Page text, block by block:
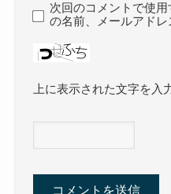
次回のコメントで使
の名前、メールアドレ
上に表示された文字を入